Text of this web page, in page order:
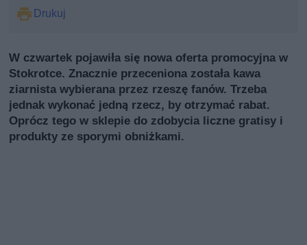
Drukuj
W czwartek pojawiła się nowa oferta promocyjna w
Stokrotce. Znacznie przeceniona została kawa
ziarnista wybierana przez rzeszę fanów. Trzeba
jednak wykonać jedną rzecz, by otrzymać rabat.
Oprócz tego w sklepie do zdobycia liczne gratisy i
produkty ze sporymi obniżkami.